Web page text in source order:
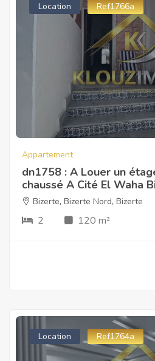
Location Ref1766a
Appartement
dn1758 : A Louer un
chaussé A Cité El Waha
Bizerte, Bizerte Nord, Bizerte
2 120 m²
Location Ref1764a